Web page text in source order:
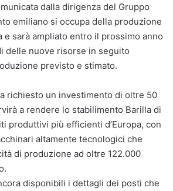
dalla dirigenza del Gruppo
emiliano si occupa della produzione
e sarà ampliato entro il prossimo anno
delle nuove risorse in seguito
previsto e stimato.
richiesto un investimento di oltre 50
a rendere lo stabilimento Barilla di
produttivi più efficienti d’Europa, con
altamente tecnologici che
di produzione ad oltre 122.000
disponibili i dettagli dei posti che